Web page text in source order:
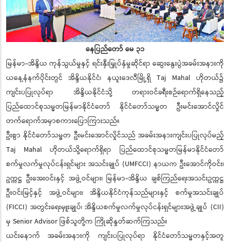
နေပြည်တော် မေ ၃၁
မြန်မာ-အိန္ဒိယ ကုန်သွယ်မှုနှင့် ရင်းနှီးမြှုပ်နှံမှုဆိုင်ရာ ဆွေးနွေးပွဲအခမ်းအနားကို
ယနေ့နံနက်ပိုင်းတွင် အိန္ဒိယနိုင်ငံ၊ နယူးဒေလီမြို့ရှိ Taj Mahal ဟိုတယ်၌
ကျင်းပပြုလုပ်ရာ အိန္ဒိယနိုင်ငံသို့ တရားဝင်ခရီးစဉ်ရောက်ရှိနေသည့်
ပြည်ထောင်စုသမ္မတမြန်မာနိုင်ငံတော် နိုင်ငံတော်သမ္မတ ဦးမင်းအောင်လှိုင်
တက်ရောက်အမှာစကားပြောကြားသည်။
ဦးစွာ နိုင်ငံတော်သမ္မတ ဦးမင်းအောင်လှိုင်သည် အခမ်းအနားကျင်းပပြုလုပ်မည့်
Taj Mahal ဟိုတယ်သို့ရောက်ရှိရာ ပြည်ထောင်စုသမ္မတမြန်မာနိုင်ငံတော်
စက်မှုလက်မှုလုပ်ငန်းရှင်များ အသင်းချုပ် (UMFCCI) နာယက ဦးအောင်ကိုဝင်း၊
ဥက္ကဋ္ဌ ဦးအေးဝင်းနှင့် အဖွဲ့ဝင်များ၊ မြန်မာ-အိန္ဒိယ ချစ်ကြည်ရေးအသင်းဥက္ကဋ္ဌ
ဦးဝင်းမြင့်နှင့် အဖွဲ့ဝင်များ၊ အိန္ဒိယနိုင်ငံကုန်သည်များနှင့် စက်မှုအသင်းချုပ်
(FICCI) အတွင်းရေးမှူးချုပ်၊ အိန္ဒိယစက်မှုလက်မှုလုပ်ငန်းရှင်များအဖွဲ့ချုပ် (CII)
မှ Senior Advisor ဖြစ်သူတို့က ကြိုဆိုနှုတ်ဆက်ကြသည်။
ယင်းနောက် အခမ်းအနားကို ကျင်းပပြုလုပ်ရာ နိုင်ငံတော်သမ္မတနှင့်အတူ